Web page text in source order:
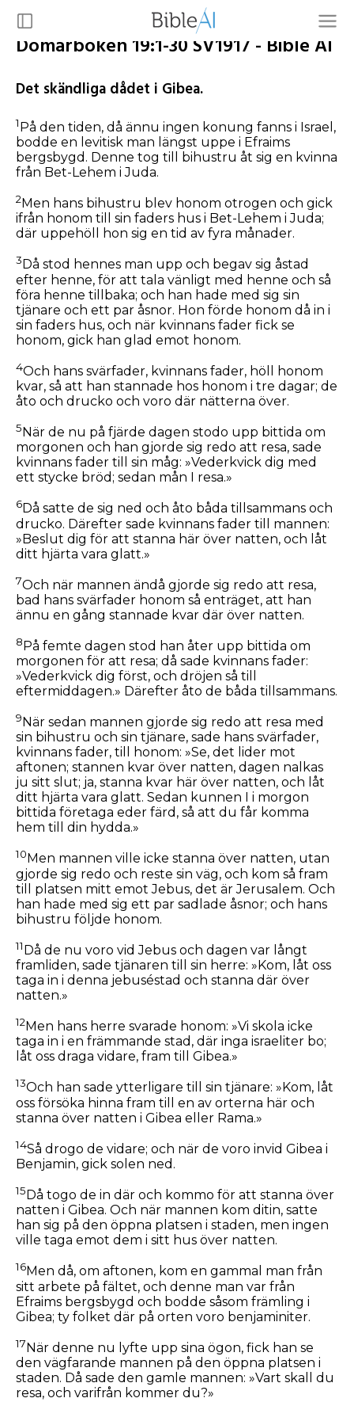
Domarboken 19:1-30 SV1917 - Bible AI
Det skändliga dådet i Gibea.
1På den tiden, då ännu ingen konung fanns i Israel,
bodde en levitisk man längst uppe i Efraims
bergsbygd. Denne tog till bihustru åt sig en kvinna
från Bet-Lehem i Juda.
2 Men hans bihustru blev honom otrogen och gick
ifrån honom till sin faders hus i Bet-Lehem i Juda;
där uppehöll hon sig en tid av fyra månader.
3 Då stod hennes man upp och begav sig åstad
efter henne, för att tala vänligt med henne och så
föra henne tillbaka; och han hade med sig sin
tjänare och ett par åsnor. Hon förde honom då in i
sin faders hus, och när kvinnans fader fick se
honom, gick han glad emot honom.
4Och hans svärfader, kvinnans fader, höll honom
kvar, så att han stannade hos honom i tre dagar; de
åto och drucko och voro där nätterna över.
5 När de nu på fjärde dagen stodo upp bittida om
morgonen och han gjorde sig redo att resa, sade
kvinnans fader till sin måg: »Vederkvick dig med
ett stycke bröd; sedan mån I resa.»
6Då satte de sig ned och åto båda tillsammans och
drucko. Därefter sade kvinnans fader till mannen:
»Beslut dig för att stanna här över natten, och låt
ditt hjärta vara glatt.»
7Och när mannen ändå gjorde sig redo att resa,
bad hans svärfader honom så enträget, att han
ännu en gång stannade kvar där över natten.
8 På femte dagen stod han åter upp bittida om
morgonen för att resa; då sade kvinnans fader:
»Vederkvick dig först, och dröjen så till
eftermiddagen.» Därefter åto de båda tillsammans.
9 När sedan mannen gjorde sig redo att resa med
sin bihustru och sin tjänare, sade hans svärfader,
kvinnans fader, till honom: »Se, det lider mot
aftonen; stannen kvar över natten, dagen nalkas
ju sitt slut; ja, stanna kvar här över natten, och låt
ditt hjärta vara glatt. Sedan kunnen I i morgon
bittida företaga eder färd, så att du får komma
hem till din hydda.»
10Men mannen ville icke stanna över natten, utan
gjorde sig redo och reste sin väg, och kom så fram
till platsen mitt emot Jebus, det är Jerusalem. Och
han hade med sig ett par sadlade åsnor; och hans
bihustru följde honom.
11Då de nu voro vid Jebus och dagen var långt
framliden, sade tjänaren till sin herre: »Kom, låt oss
taga in i denna jebuséstad och stanna där över
natten.»
12 Men hans herre svarade honom: »Vi skola icke
taga in i en främmande stad, där inga israeliter bo;
låt oss draga vidare, fram till Gibea.»
13Och han sade ytterligare till sin tjänare: »Kom, låt
oss försöka hinna fram till en av orterna här och
stanna över natten i Gibea eller Rama.»
14Så drogo de vidare; och när de voro invid Gibea i
Benjamin, gick solen ned.
15 Då togo de in där och kommo för att stanna över
natten i Gibea. Och när mannen kom ditin, satte
han sig på den öppna platsen i staden, men ingen
ville taga emot dem i sitt hus över natten.
16Men då, om aftonen, kom en gammal man från
sitt arbete på fältet, och denne man var från
Efraims bergsbygd och bodde såsom främling i
Gibea; ty folket där på orten voro benjaminiter.
17När denne nu lyfte upp sina ögon, fick han se
den vägfarande mannen på den öppna platsen i
staden. Då sade den gamle mannen: »Vart skall du
resa, och varifrån kommer du?»